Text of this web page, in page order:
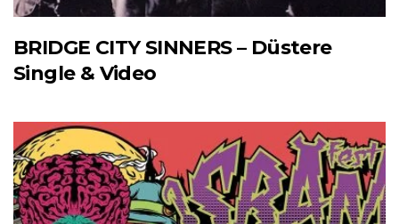
BRIDGE CITY SINNERS – Düstere
Single & Video